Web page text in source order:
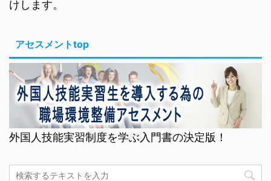
けします。
アセスメントtop
外国人技能実習制度を学ぶ入門書の決定版！